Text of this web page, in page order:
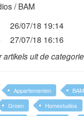
/ BAM
26/07/18 19:14
27/07/18 16:16
artikels uit de categorie
Appartementen BAM
Groen Homestudios